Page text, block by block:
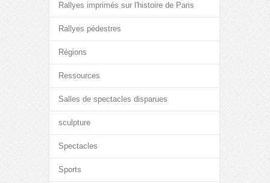
Rallyes imprimés sur l'histoire de Paris
Rallyes pédestres
Régions
Ressources
Salles de spectacles disparues
sculpture
Spectacles
Sports